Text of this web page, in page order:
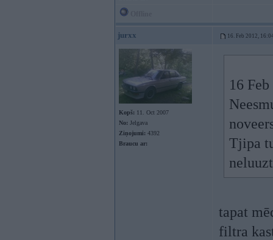
jurxx 16. Feb 2012,
Kopš: 11. Oct 2007
No: Jelgava
Ziņojumi: 4392
Braucu ar:
16
Tjipa
tapat
filtra